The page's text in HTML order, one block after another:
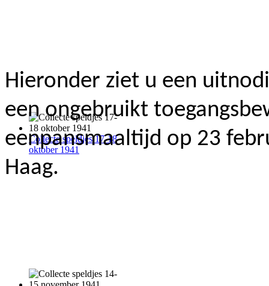
Collecte speldjes 17-18
oktober 1941
Hieronder ziet u een
een ongebruikt
eenpansmaaltijd op 23
Haag.